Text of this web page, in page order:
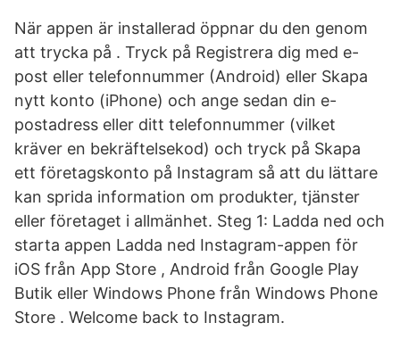
När appen är installerad öppnar du den genom
att trycka på . Tryck på Registrera dig med e-
post eller telefonnummer (Android) eller Skapa
nytt konto (iPhone) och ange sedan din e-
postadress eller ditt telefonnummer (vilket
kräver en bekräftelsekod) och tryck på Skapa
ett företagskonto på Instagram så att du lättare
kan sprida information om produkter, tjänster
eller företaget i allmänhet. Steg 1: Ladda ned och
starta appen Ladda ned Instagram-appen för
iOS från App Store , Android från Google Play
Butik eller Windows Phone från Windows Phone
Store . Welcome back to Instagram.